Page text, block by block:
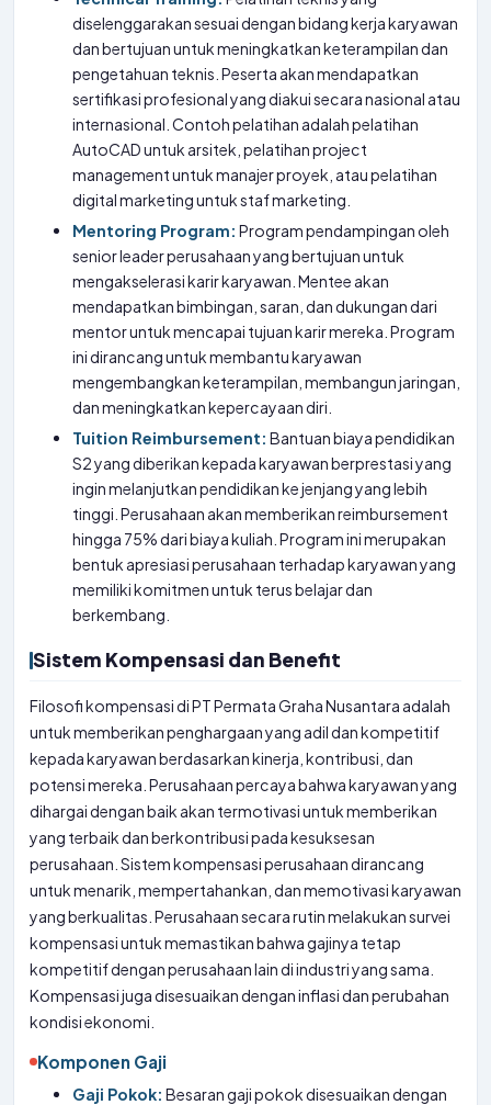
diselenggarakan sesuai dengan bidang kerja karyawan
dan bertujuan untuk meningkatkan keterampilan dan
pengetahuan teknis. Peserta akan mendapatkan
sertifikasi profesional yang diakui secara nasional atau
internasional. Contoh pelatihan adalah pelatihan
AutoCAD untuk arsitek, pelatihan project
management untuk manajer proyek, atau pelatihan
digital marketing untuk staf marketing.
Mentoring Program: Program pendampingan oleh
senior leader perusahaan yang bertujuan untuk
mengakselerasi karir karyawan. Mentee akan
mendapatkan bimbingan, saran, dan dukungan dari
mentor untuk mencapai tujuan karir mereka. Program
ini dirancang untuk membantu karyawan
mengembangkan keterampilan, membangun jaringan,
dan meningkatkan kepercayaan diri.
Tuition Reimbursement: Bantuan biaya pendidikan
S2 yang diberikan kepada karyawan berprestasi yang
ingin melanjutkan pendidikan ke jenjang yang lebih
tinggi. Perusahaan akan memberikan reimbursement
hingga 75% dari biaya kuliah. Program ini merupakan
bentuk apresiasi perusahaan terhadap karyawan yang
memiliki komitmen untuk terus belajar dan
berkembang.
Sistem Kompensasi dan Benefit
Filosofi kompensasi di PT Permata Graha Nusantara adalah
untuk memberikan penghargaan yang adil dan kompetitif
kepada karyawan berdasarkan kinerja, kontribusi, dan
potensi mereka. Perusahaan percaya bahwa karyawan yang
dihargai dengan baik akan termotivasi untuk memberikan
yang terbaik dan berkontribusi pada kesuksesan
perusahaan. Sistem kompensasi perusahaan dirancang
untuk menarik, mempertahankan, dan memotivasi karyawan
yang berkualitas. Perusahaan secara rutin melakukan survei
kompensasi untuk memastikan bahwa gajinya tetap
kompetitif dengan perusahaan lain di industri yang sama.
Kompensasi juga disesuaikan dengan inflasi dan perubahan
kondisi ekonomi.
Komponen Gaji
Gaji Pokok: Besaran gaji pokok disesuaikan dengan